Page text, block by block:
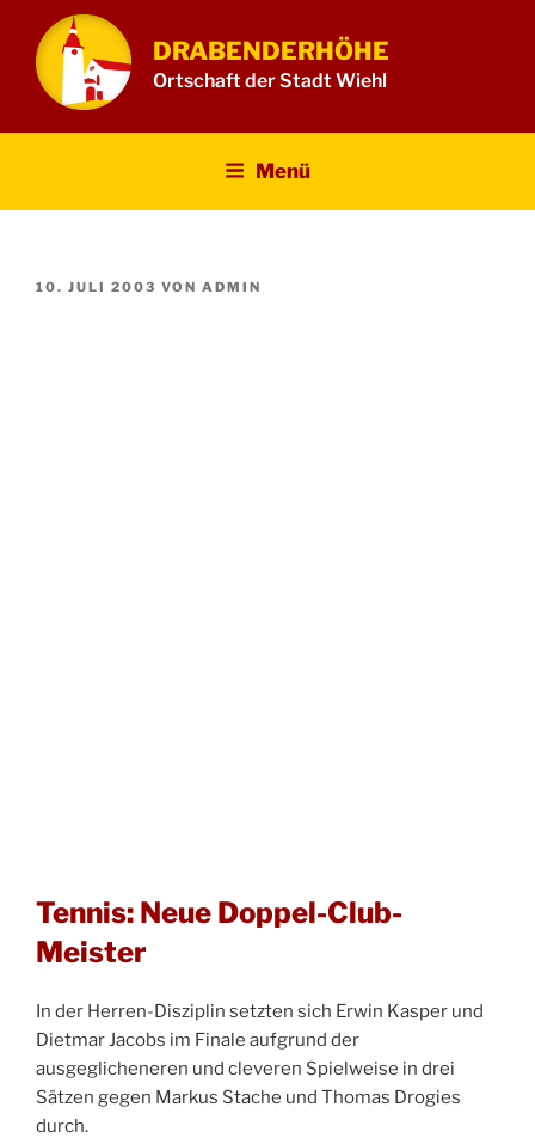
Inhalt
springen
DRABENDERHÖHE
Ortschaft der Stadt Wiehl
Menü
VERÖFFENTLICHT
10. JULI 2003 VON ADMIN
Tennis: Neue Doppel-Club-
Meister
In der Herren-Disziplin setzten sich Erwin Kasper und
Dietmar Jacobs im Finale aufgrund der
ausgeglicheneren und cleveren Spielweise in drei
Sätzen gegen Markus Stache und Thomas Drogies
durch.